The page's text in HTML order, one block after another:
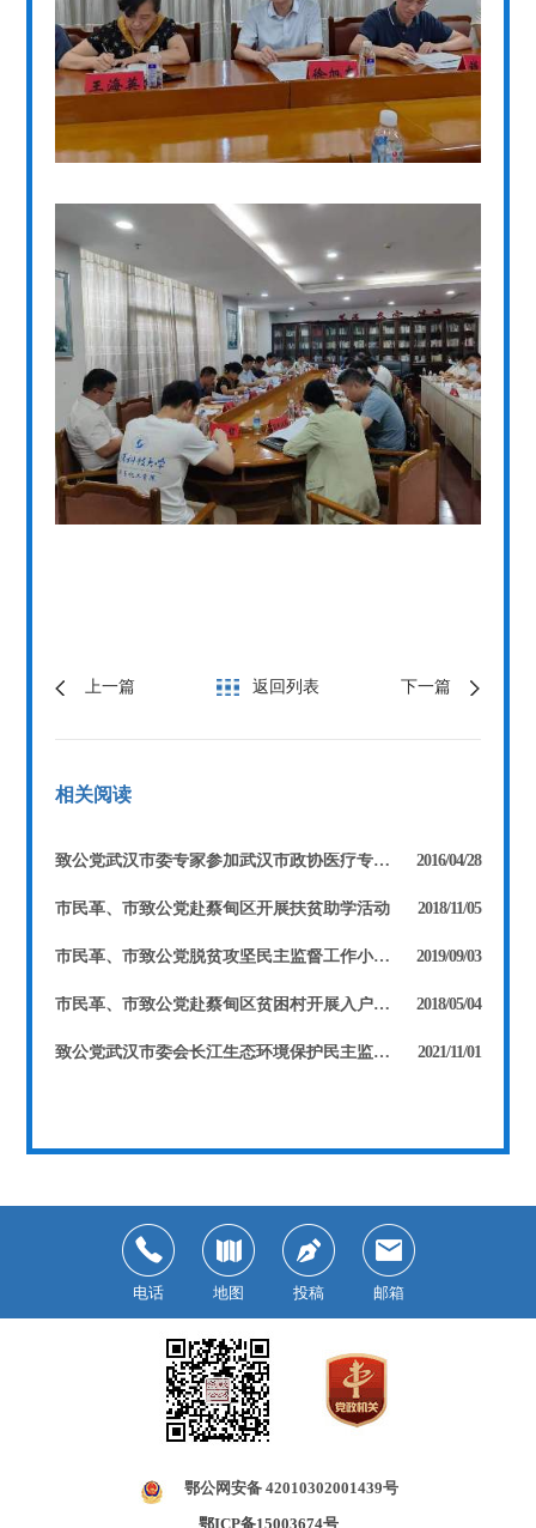
上一篇 返回列表 下一篇
相关阅读
致公党武汉市委专家参加武汉市政协医疗专项督查工作 2016/04/28
市民革、市致公党赴蔡甸区开展扶贫助学活动 2018/11/05
市民革、市致公党脱贫攻坚民主监督工作小组赴蔡甸开展扶贫慰问工作 2019/09/03
市民革、市致公党赴蔡甸区贫困村开展入户问卷调研 2018/05/04
致公党武汉市委会长江生态环境保护民主监督工作在青山区启动 2021/11/01
电话 地图 投稿 邮箱
鄂公网安备 42010302001439号
鄂ICP备15003674号